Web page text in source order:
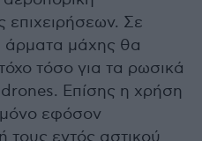
επιχειρήσεων. Σε
άρματα μάχης θα
τόσο για τα ρωσικά
Επίσης η χρήση
μόνο εφόσον
εντός αστικού